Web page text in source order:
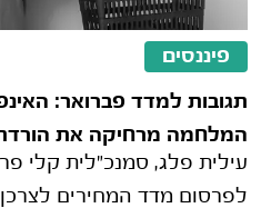
פיננסים
תגובות למדד פברואר:
המלחמה מרחיקה את
עילית פלג, סמנכ"לית קלי